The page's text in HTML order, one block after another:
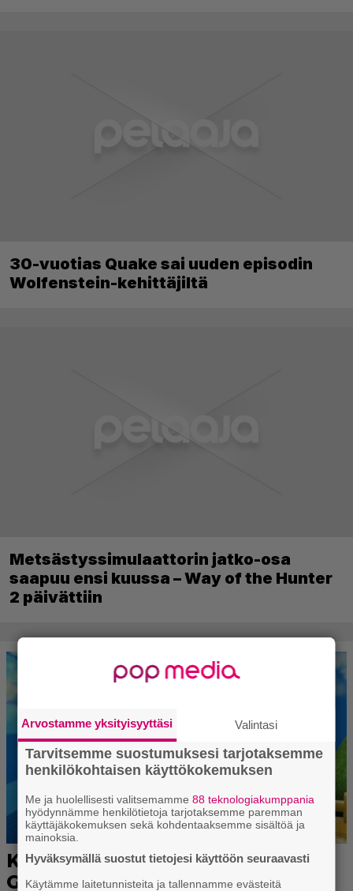
30-vuotias Quake sai uuden episodin
Wolfenstein-kehittäjiltä
Metsästyssimulaattorin jatko-osa
saapuu ensi kuussa – Way of the Hunter
2 päivättiin
Arvostamme yksityisyyttäsi Valintasi
Tarvitsemme suostumuksesi tarjotaksemme
henkilökohtaisen käyttökokemuksen
Me ja huolellisesti valitsemamme88 teknologiakumppania
hyödynnämme henkilötietoja tarjotaksemme paremman
käyttäjäkokemuksen sekä kohdentaaksemme sisältöä ja
mainoksia.
Hyväksymällä suostut tietojesi käyttöön seuraavasti
Käytämme laitetunnisteita ja tallennamme evästeitä